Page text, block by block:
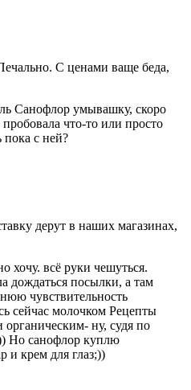
С ценами ваще беда,
Санофлор умывашку, скоро
что-то или просто
с ней?
дерут в наших магазинах,
хочу. всё руки чешуться.
дождаться посылки, а там
чувствительность
сейчас молочком Рецепты
ну, судя по
Но санофлор куплю
и крем для глаз;))